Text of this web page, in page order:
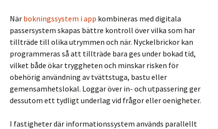
När bokningssystem i app kombineras med digitala
passersystem skapas bättre kontroll över vilka som har
tillträde till olika utrymmen och när. Nyckelbrickor kan
programmeras så att tillträde bara ges under bokad tid,
vilket både ökar tryggheten och minskar risken för
obehörig användning av tvättstuga, bastu eller
gemensamhetslokal. Loggar över in- och utpassering ger
dessutom ett tydligt underlag vid frågor eller oenigheter.
I fastigheter där informationssystem används parallellt